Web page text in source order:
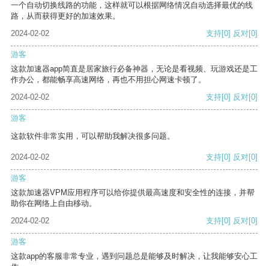
一个自动切换线路的功能，这样就可以根据网络情况自动选择最优的线
路，从而获得更好的加速效果。
2024-02-02
支持[0] 反对[0]
游客
这款加速器app简直是居家旅行必备神器，无论是看视频、玩游戏还是工
作办公，都能畅享高速网络，再也不用担心网速卡顿了。
2024-02-02
支持[0] 反对[0]
游客
这款软件非常实用，可以帮助我解决很多问题。
2024-02-02 支持[0] 反对[0]
游客
这款加速器VPM应用程序可以给你提供最高速度和安全性的连接，并帮
助你在网络上自由移动。
2024-02-02
支持[0] 反对[0]
游客
这款app的客服非常专业，遇到问题总是能够及时解决，让我能够安心工